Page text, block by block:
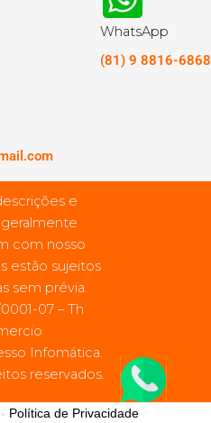
WhatsApp
(81) 9 8816-6868
e
com nosso
estão sujeitos
sem prévia.
0001-07 – Th
Infomática.
reservados.
Política de Privacidade